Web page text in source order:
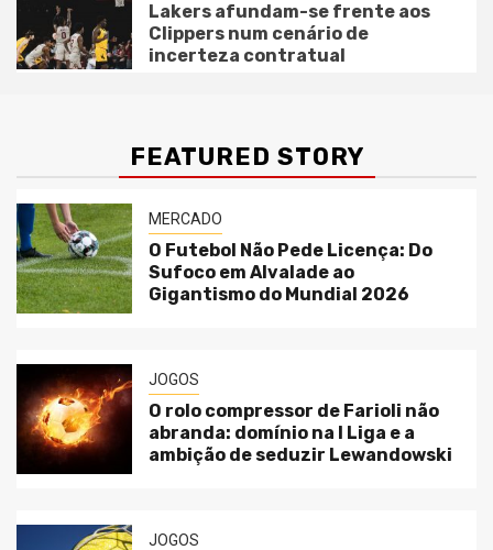
Lakers afundam-se frente aos
Clippers num cenário de
incerteza contratual
FEATURED STORY
MERCADO
O Futebol Não Pede Licença: Do
Sufoco em Alvalade ao
Gigantismo do Mundial 2026
JOGOS
O rolo compressor de Farioli não
abranda: domínio na I Liga e a
ambição de seduzir Lewandowski
JOGOS